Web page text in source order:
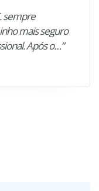
sempre
mais seguro
Após o…”